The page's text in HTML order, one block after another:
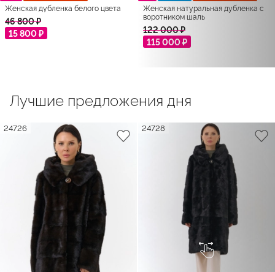
Женская дубленка белого цвета
46 800 ₽
15 800 ₽
Женская натуральная дубленка с
воротником шаль
122 000 ₽
115 000 ₽
Лучшие предложения дня
24726 24728